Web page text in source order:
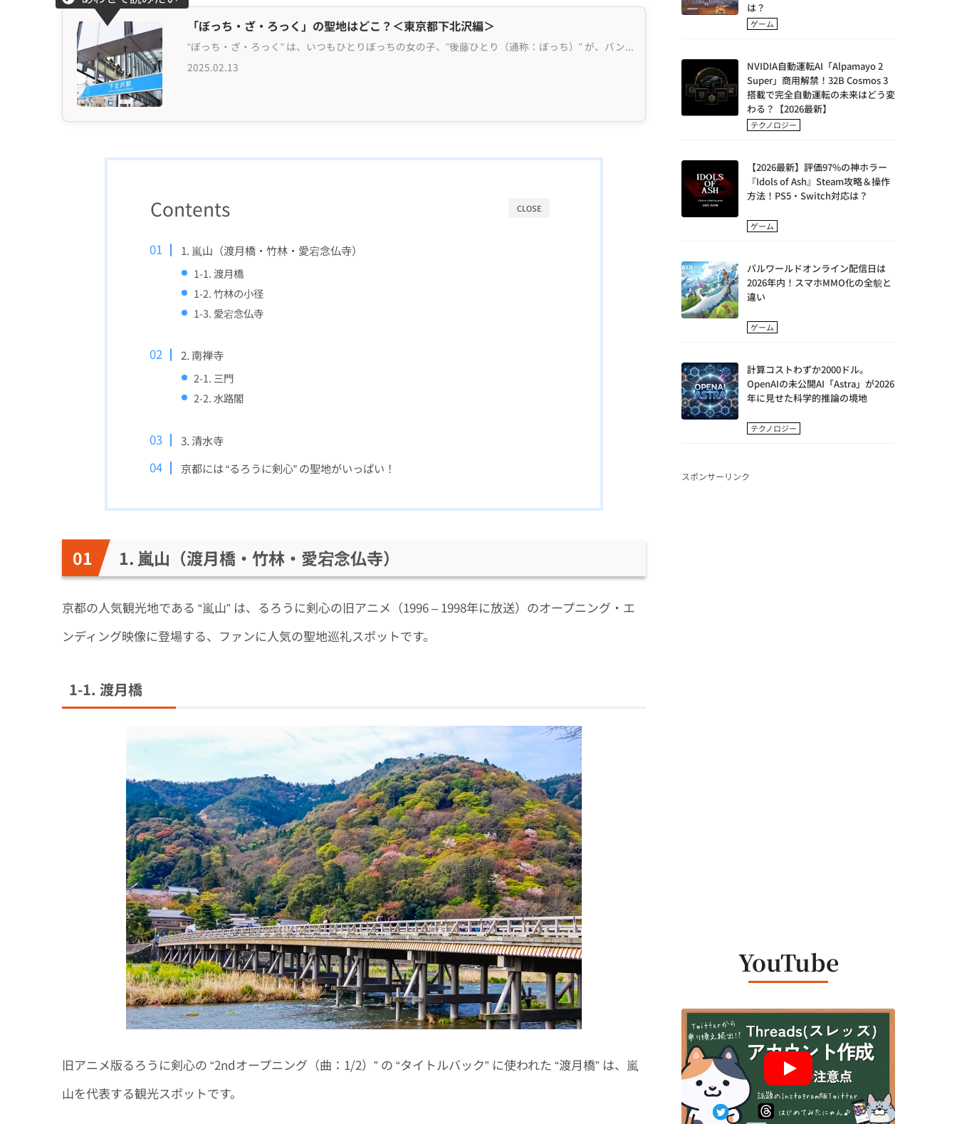
2025.02.13
「ぼっち・ざ・ろっく」の聖地はどこ？＜東京都下北沢編＞
“ぼっち・ざ・ろっく” は、いつもひとりぼっちの女の子、”後藤ひとり（通称：ぼっち）” が、バンド活動をしたいという夢をもち、仲間たちとの出会いや人としての成長を描いた日本の人気アニメ。 amazon prime や Netflixなどの動画配信サービスでも見ることができるので、日本...
CLOSE
Contents
1. 嵐山（渡月橋・竹林・愛宕念仏寺）
1-1. 渡月橋
1-2. 竹林の小径
1-3. 愛宕念仏寺
2. 南禅寺
2-1. 三門
2-2. 水路閣
3. 清水寺
京都には “るろうに剣心” の聖地がいっぱい！
1. 嵐山（渡月橋・竹林・愛宕念仏寺）
京都の人気観光地である “嵐山” は、るろうに剣心の旧アニメ（1996 – 1998年に放送）のオープニング・エ
ンディング映像に登場する、ファンに人気の聖地巡礼スポットです。
1-1. 渡月橋
旧アニメ版るろうに剣心の “2ndオープニング（曲：1/2）” の “タイトルバック” に使われた “渡月橋” は、嵐
山を代表する観光スポットです。
は？
ゲーム
NVIDIA自動運転AI「Alpamayo 2
Super」商用解禁！32B Cosmos 3
搭載で完全自動運転の未来はどう変
わる？【2026最新】
テクノロジー
【2026最新】評価97%の神ホラー
『Idols of Ash』Steam攻略＆操作
方法！PS5・Switch対応は？
ゲーム
パルワールドオンライン配信日は
2026年内！スマホMMO化の全貌と
違い
ゲーム
計算コストわずか2000ドル。
OpenAIの未公開AI「Astra」が2026
年に見せた科学的推論の境地
テクノロジー
スポンサーリンク
YouTube